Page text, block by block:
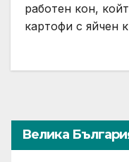
работен кон,
картофи с яйчен
Велика